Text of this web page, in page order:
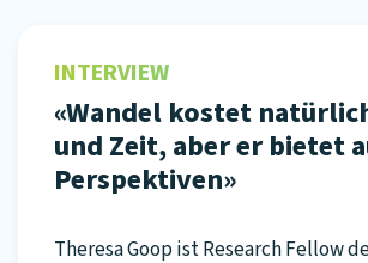
INTERVIEW
«Wandel kostet
und Zeit, aber er bietet
Perspektiven»
Theresa Goop ist Research Fellow